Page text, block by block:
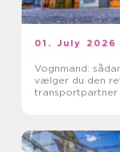
01. July 2026
Vognmand:
vælger du den
transportpartner